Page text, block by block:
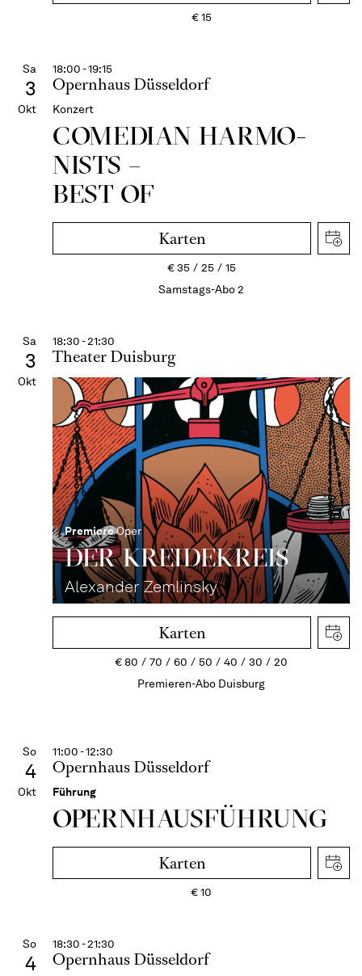
€15
Sa
3
Okt
18:00 - 19:15
Opernhaus Düsseldorf
Konzert
COME­DIAN HARMO­
NISTS –
BEST OF
Karten
€35 25
15
Samstags-Abo 2
Sa
3
Okt
18:30 - 21:30
Theater Duisburg
PremiereOper
DER KREIDE­KREIS
Alexander Zemlinsky
Karten
€80 70 60 50 40 30
20
Premieren-Abo Duisburg
So
4
Okt
11:00 - 12:30
Opernhaus Düsseldorf
Führung
OPERN­HAUS­FÜH­RUNG
Karten
€10
So
4
18:30 - 21:30
Opernhaus Düsseldorf